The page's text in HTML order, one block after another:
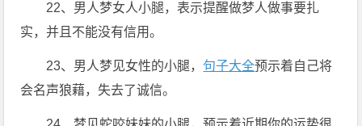
22、男人梦女人小腿，表示提醒做梦人做事要扎
实，并且不能没有信用。
23、男人梦见女性的小腿， 句子大全预示着自己将
会名声狼藉，失去了诚信。